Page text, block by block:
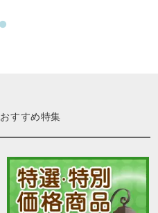
おすすめ特集